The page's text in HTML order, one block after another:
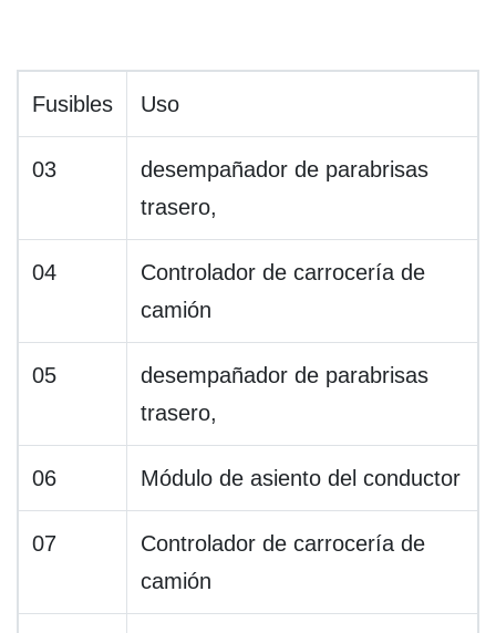
Fusibles Uso
03
desempañador de parabrisas
trasero,
04
Controlador de carrocería de
camión
05
desempañador de parabrisas
trasero,
06 Módulo de asiento del conductor
07
Controlador de carrocería de
camión